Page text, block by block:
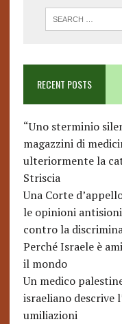
RECENT POSTS
“Uno sterminio
magazzini di
ulteriormente la
Striscia
Una Corte
le opinioni
contro la
Perché Israele è
il mondo
Un medico
israeliano descrive
umiliazioni